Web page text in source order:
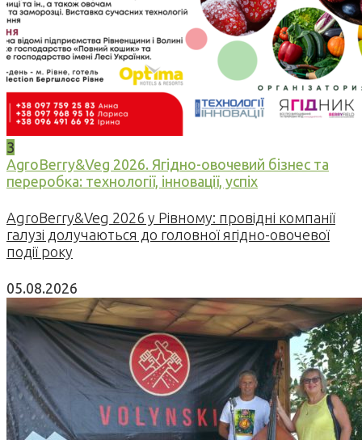
3
AgroBerry&Veg 2026. Ягідно-овочевий бізнес та
переробка: технології, інновації, успіх
AgroBerry&Veg 2026 у Рівному: провідні компанії
галузі долучаються до головної ягідно-овочевої
події року
05.08.2026